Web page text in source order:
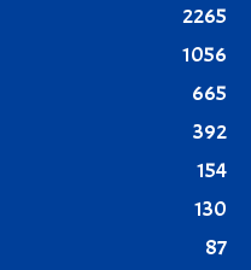
2265
1056
665
392
154
130
87